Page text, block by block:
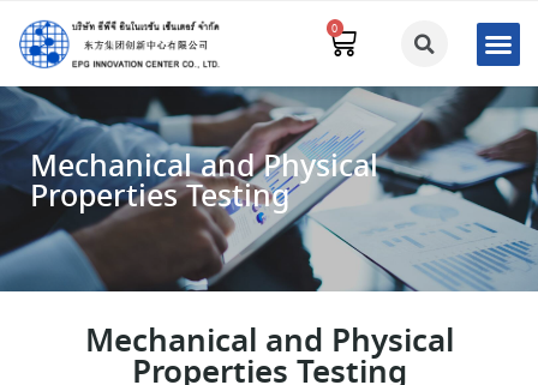
Mechanical and Physical
Properties Testing
Mechanical and Physical
Properties Testing